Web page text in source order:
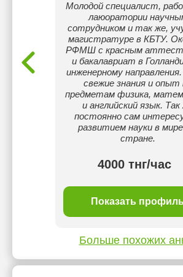
Молодой специалист,
лаюоратории
сотрудником и так же,
магистратуре в КБТУ.
РФМШ с красным
и бакалавриат в
инженерному
свежие знания и опыт
предметам физика,
и английский язык. Так
постоянно сам
развитием науки в
стране.
4000 тнг/час
Показать
Больше похожих